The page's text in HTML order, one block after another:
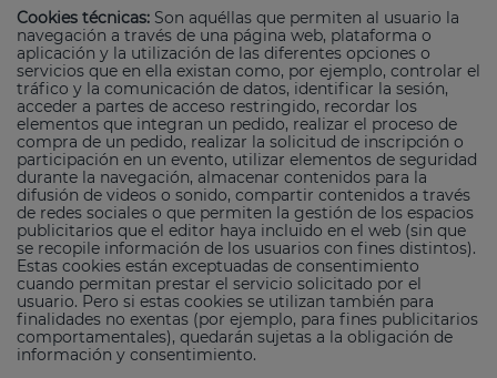
Cookies técnicas: Son aquéllas que permiten al usuario la
navegación a través de una página web, plataforma o
aplicación y la utilización de las diferentes opciones o
servicios que en ella existan como, por ejemplo, controlar el
tráfico y la comunicación de datos, identificar la sesión,
acceder a partes de acceso restringido, recordar los
elementos que integran un pedido, realizar el proceso de
compra de un pedido, realizar la solicitud de inscripción o
participación en un evento, utilizar elementos de seguridad
durante la navegación, almacenar contenidos para la
difusión de videos o sonido, compartir contenidos a través
de redes sociales o que permiten la gestión de los espacios
publicitarios que el editor haya incluido en el web (sin que
se recopile información de los usuarios con fines distintos).
Estas cookies están exceptuadas de consentimiento
cuando permitan prestar el servicio solicitado por el
usuario. Pero si estas cookies se utilizan también para
finalidades no exentas (por ejemplo, para fines publicitarios
comportamentales), quedarán sujetas a la obligación de
información y consentimiento.